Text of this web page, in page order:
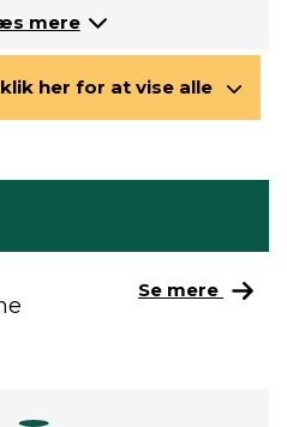
mere
her for at vise alle
Se mere